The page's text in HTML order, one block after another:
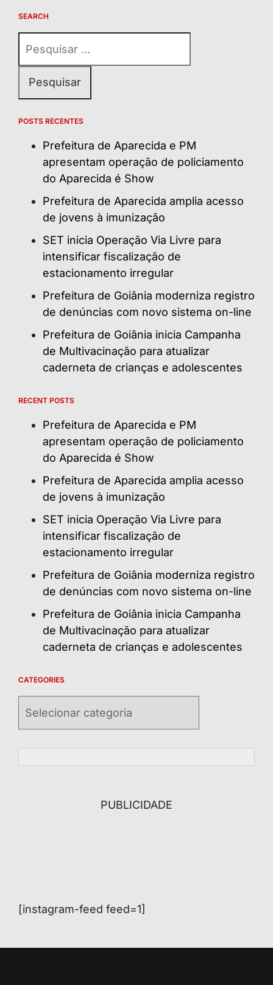
SEARCH
por:
POSTS RECENTES
Prefeitura de Aparecida e PM
apresentam operação de policiamento
do Aparecida é Show
Prefeitura de Aparecida amplia acesso
de jovens à imunização
SET inicia Operação Via Livre para
intensificar fiscalização de
estacionamento irregular
Prefeitura de Goiânia moderniza registro
de denúncias com novo sistema on-line
Prefeitura de Goiânia inicia Campanha
de Multivacinação para atualizar
caderneta de crianças e adolescentes
RECENT POSTS
Prefeitura de Aparecida e PM
apresentam operação de policiamento
do Aparecida é Show
Prefeitura de Aparecida amplia acesso
de jovens à imunização
SET inicia Operação Via Livre para
intensificar fiscalização de
estacionamento irregular
Prefeitura de Goiânia moderniza registro
de denúncias com novo sistema on-line
Prefeitura de Goiânia inicia Campanha
de Multivacinação para atualizar
caderneta de crianças e adolescentes
CATEGORIES
PUBLICIDADE
[instagram-feed feed=1]